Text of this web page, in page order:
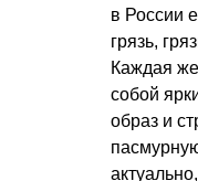
в России
грязь,
Каждая
собой
образ и